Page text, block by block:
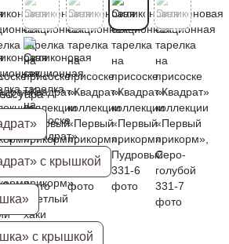
с крышкой
с крышкой